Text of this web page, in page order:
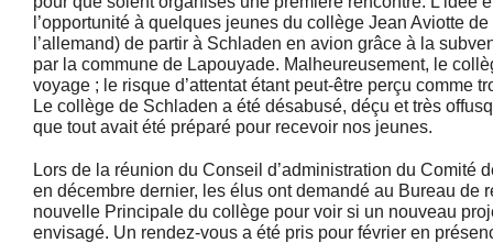
l’opportunité à quelques jeunes du collège Jean Aviotte
l’allemand) de partir à Schladen en avion grâce à la
par la commune de Lapouyade. Malheureusement, le
voyage ; le risque d’attentat étant peut-être perçu comme
Le collège de Schladen a été désabusé, déçu et très
que tout avait été préparé pour recevoir nos jeunes.
Lors de la réunion du Conseil d’administration du Comité
en décembre dernier, les élus ont demandé au Bureau de
nouvelle Principale du collège pour voir si un nouveau
envisagé. Un rendez-vous a été pris pour février en